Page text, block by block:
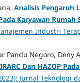
Analisis Pengaruh
Karyawan
Industri
Pandu Negoro, Deny
Dan HAZOP
Jurnal Teknologi